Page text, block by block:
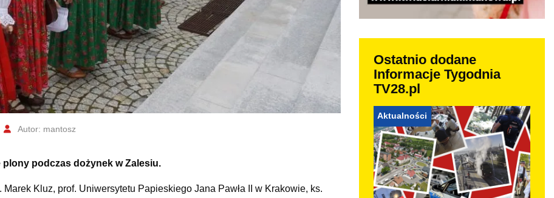
Autor: mantosz
podczas dożynek w Zalesiu.
Kluz, prof. Uniwersytetu Papieskiego Jana Pawła II w Krakowie, ks.
Ostatnio dodane
Informacje Tygodnia
TV28.pl
Aktualności